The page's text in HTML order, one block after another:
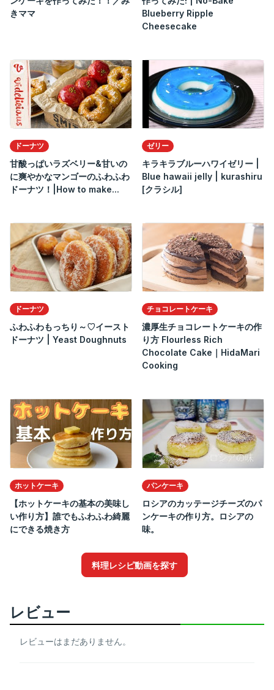
きママ
Blueberry Ripple
Cheesecake
ドーナツ
甘酸っぱいラズベリー&甘いの
に爽やかなマンゴーのふわふわ
ドーナツ！|How to make...
ゼリー
キラキラブルーハワイゼリー |
Blue hawaii jelly | kurashiru
[クラシル]
ドーナツ
ふわふわもっちり～♡イースト
ドーナツ | Yeast Doughnuts
チョコレートケーキ
濃厚生チョコレートケーキの作
り方 Flourless Rich
Chocolate Cake｜HidaMari
Cooking
ホットケーキ
【ホットケーキの基本の美味し
い作り方】誰でもふわふわ綺麗
にできる焼き方
パンケーキ
ロシアのカッテージチーズのパ
ンケーキの作り方。ロシアの
味。
料理レシピ動画を探す
レビュー
レビューはまだありません。